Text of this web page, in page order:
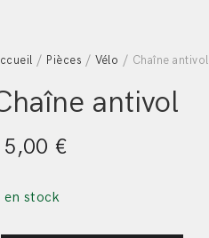
/ Pièces / Vélo / Chaîne antivol
antivol
€
en stock